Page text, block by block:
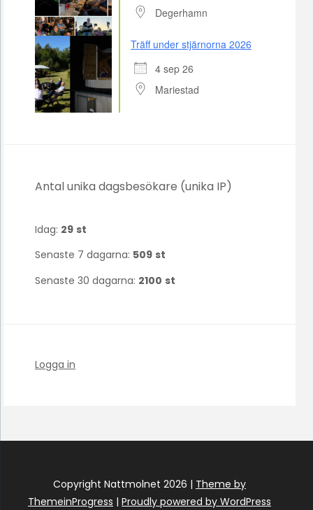
Degerhamn
Träff under stjärnorna 2026
4 sep 26
Mariestad
Antal unika dagsbesökare (unika IP)
Idag: 29 st
Senaste 7 dagarna: 509 st
Senaste 30 dagarna: 2100 st
Logga in
Copyright Nattmolnet 2026 | Theme by
ThemeinProgress | Proudly powered by WordPress